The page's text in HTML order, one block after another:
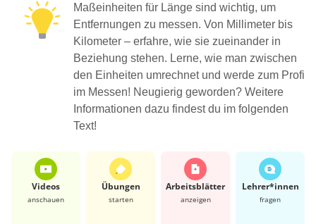
Maßeinheiten für Länge sind wichtig, um
Entfernungen zu messen. Von Millimeter bis
Kilometer – erfahre, wie sie zueinander in
Beziehung stehen. Lerne, wie man zwischen
den Einheiten umrechnet und werde zum Profi
im Messen! Neugierig geworden? Weitere
Informationen dazu findest du im folgenden
Text!
Videos
anschauen
Übungen
starten
Arbeits­blätter
anzeigen
Lehrer*​innen
fragen